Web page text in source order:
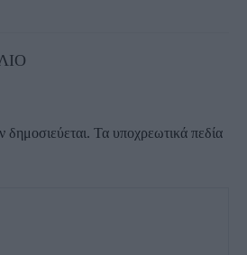
δημοσιεύεται. Τα υποχρεωτικά πεδία